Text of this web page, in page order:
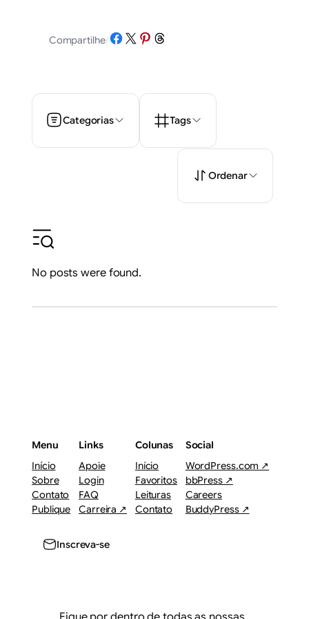
Compartilhe/Share on Facebook
Share on X Share on Pinterest
Share on Threads
Categorias Tags
Ordenar
No posts were found.
Menu
Início
Sobre
Contato
Publique
Links
Apoie
Login
FAQ
Carreira ↗
Colunas
Início
Favoritos
Leituras
Contato
Social
WordPress.com ↗
bbPress ↗
Careers
BuddyPress ↗
Inscreva-se